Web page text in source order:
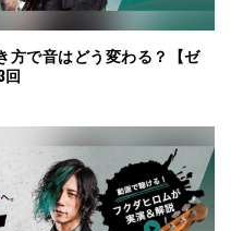
で音はどう変わる？【ゼ
回